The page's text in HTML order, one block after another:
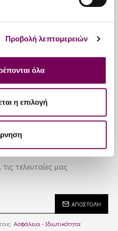
Προβολή λεπτομερειών
όλα
η επιλογή
τελευταίες μας
ΑΠΟΣΤΟΛΉ
Ασφάλεια - Ιδιωτικότητα